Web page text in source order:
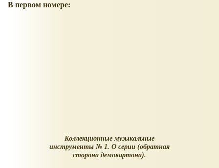
В первом номере:
Коллекционные музыкальные
инструменты № 1. О серии (обратная
сторона демокартона).